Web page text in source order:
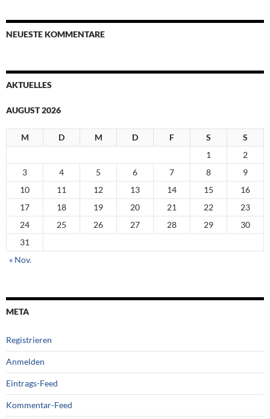
NEUESTE KOMMENTARE
AKTUELLES
AUGUST 2026
M D M D F S
S
1
2
3
4 5 6 7 8
9
10
11 12 13 14 15
16
17
18 19 20 21 22
23
24
25 26 27 28 29
30
31
« Nov.
META
Registrieren
Anmelden
Eintrags-Feed
Kommentar-Feed